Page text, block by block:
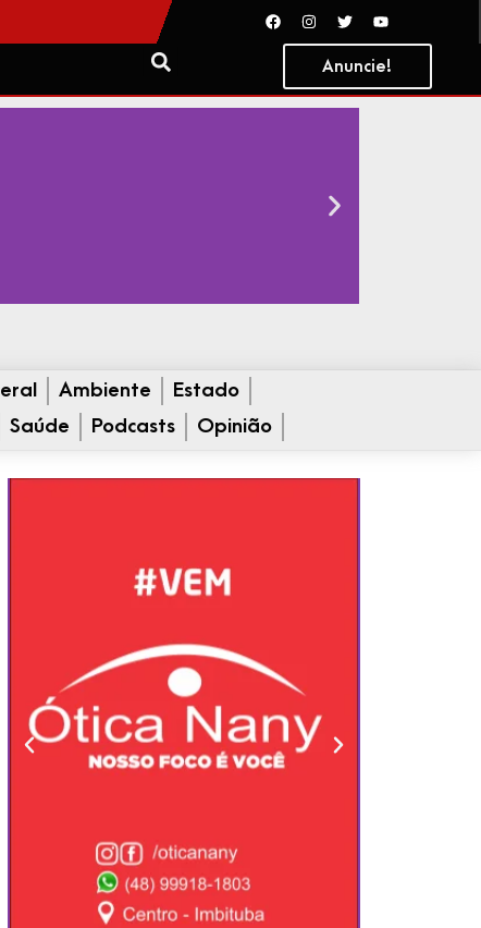
Anuncie!
Ambiente
Estado
Saúde Podcasts Opinião